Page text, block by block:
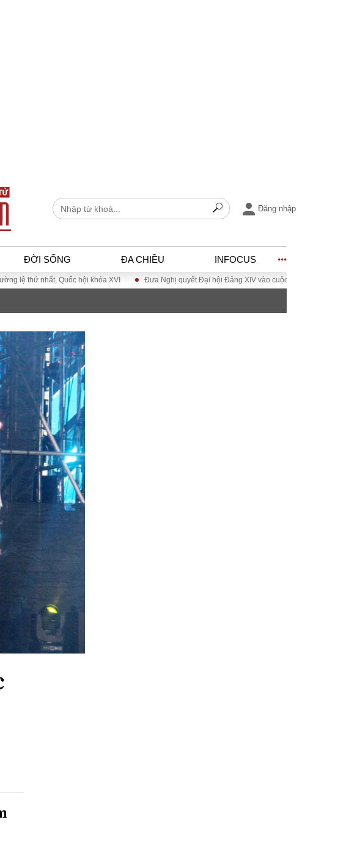
Đăng nhập
ĐỜI SỐNG ĐA CHIỀU INFOCUS
Giáo dục
Văn hoá
Môi trường
Giao thông – Đô thị
Quốc hội khóa XVI Đưa Nghị quyết Đại hội Đảng XIV vào cuộc sống Hướng tới Đại hội